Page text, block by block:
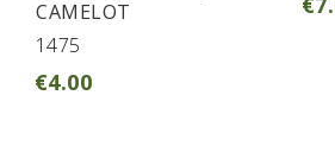
CAMELOT
1475
€4.00